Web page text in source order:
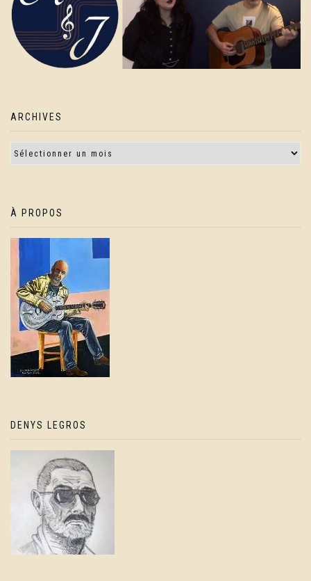
ARCHIVES
À PROPOS
DENYS LEGROS